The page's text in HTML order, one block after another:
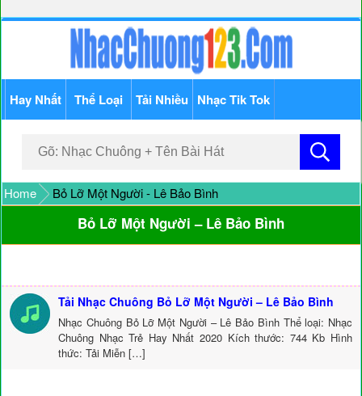
Hay Nhất Thể Loại Tải Nhiều Nhạc Tik Tok
Home Bỏ Lỡ Một Người - Lê Bảo Bình
Bỏ Lỡ Một Người – Lê Bảo Bình
Tải Nhạc Chuông Bỏ Lỡ Một Người – Lê Bảo Bình
Nhạc Chuông Bỏ Lỡ Một Người – Lê Bảo Bình Thể loại: Nhạc
Chuông Nhạc Trẻ Hay Nhất 2020 Kích thước: 744 Kb Hình
thức: Tải Miễn […]